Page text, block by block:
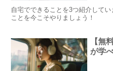
自宅でできることを3つ紹介して
ことを今こそやりましょう！
【無
が学